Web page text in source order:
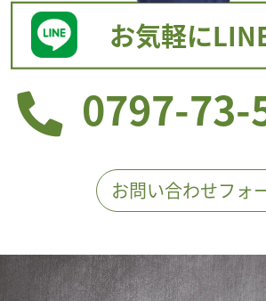
0797-73-
お気軽に
お問い合わせフォ